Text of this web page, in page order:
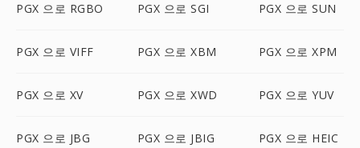
PGX 으로 RGBO PGX 으로 SGI PGX 으로 SUN
PGX 으로 VIFF PGX 으로 XBM PGX 으로 XPM
PGX 으로 XV PGX 으로 XWD PGX 으로 YUV
PGX 으로 JBG PGX 으로 JBIG PGX 으로 HEIC